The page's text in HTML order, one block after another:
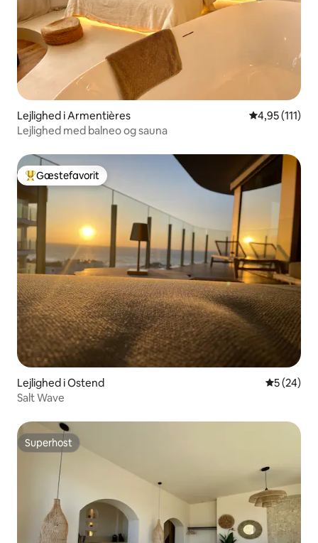
Lejlighed i Armentières 4,95 ud af 5 i
4,95 (111)
Lejlighed med balneo og sauna
Bedste gæstefavorit
Gæstefavorit
Lejlighed i Ostend 5 ud af 5 i
5 (24)
Salt Wave
Superhost
Superhost